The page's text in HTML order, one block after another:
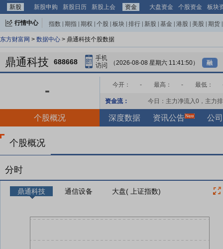
新股
新股申购 新股日历 新股上会 资金 大盘资金 个股资金 板块
行情中心 指数 期指 期权 个股 板块 排行 新股 基金 港股 美股 期货
东方财富网 > 数据中心 > 鼎通科技个股数据
鼎通科技 688668 （2026-08-08 星期六 11:41:50） 融
- 今开： - 最高： - 最低：
资金流： 今日：主力净流入0 ，主力
个股概况 深度数据 资讯公告 公
个股概况
分时
鼎通科技 通信设备 大盘( 上证指数)